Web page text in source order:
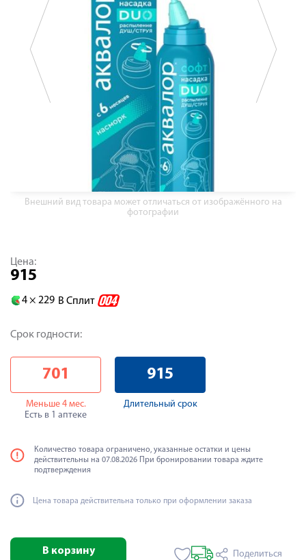
Внешний вид товара может отличаться от изображённого на
фотографии
Цена:
915
4 × 229 В Сплит
Срок годности:
701
Меньше 4 мес.
Есть в 1 аптеке
915
Длительный срок
Количество товара ограничено, указанные остатки и цены
действительны на 07.08.2026 При бронировании товара ждите
подтверждения
Цена товара действительна только при оформлении заказа
В корзину Поделиться